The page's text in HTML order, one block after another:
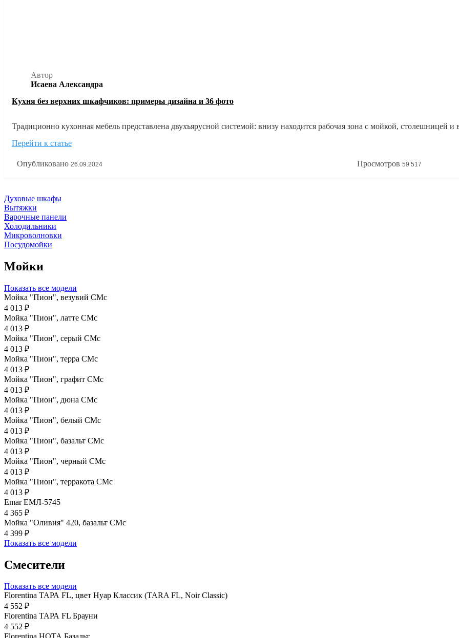
Автор
Исаева Александра
Кухня без верхних шкафчиков: примеры дизайна и 36 фото
Традиционно кухонная мебель представлена двухъярусной системой: внизу находится рабочая зона с мойкой, столешницей
хранения. Однако все большую популярность приобретает дизайн кухни без верхнего ряда шкафов. Такой "однорядный"
рекомендации и фото в нашей статье.
Перейти к статье
Опубликовано 26.09.2024 Просмотров 59 517
Духовые шкафы
Вытяжки
Варочные панели
Холодильники
Микроволновки
Посудомойки
Мойки
Показать все модели
Мойка "Пион", везувий СМс
4 013 ₽
Мойка "Пион", латте CMc
4 013 ₽
Мойка "Пион", серый CMc
4 013 ₽
Мойка "Пион", терра CMc
4 013 ₽
Мойка "Пион", графит СМс
4 013 ₽
Мойка "Пион", дюна CMc
4 013 ₽
Мойка "Пион", белый CMc
4 013 ₽
Мойка "Пион", базальт СМс
4 013 ₽
Мойка "Пион", черный CMc
4 013 ₽
Мойка "Пион", терракота CMc
4 013 ₽
Emar ЕМЛ-5745
4 365 ₽
Мойка "Оливия" 420, базальт СМс
4 399 ₽
Показать все модели
Смесители
Показать все модели
Florentina ТАРА FL, цвет Нуар Классик (TARA FL, Noir Classic)
4 552 ₽
Florentina ТАРА FL Брауни
4 552 ₽